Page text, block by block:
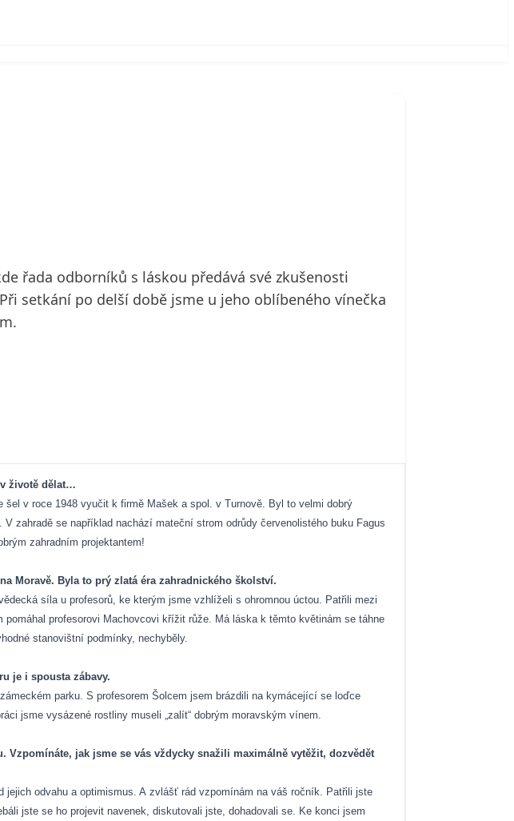
řada odborníků s láskou předává své zkušenosti
setkání po delší době jsme u jeho oblíbeného vínečka
životě dělat…
v roce 1948 vyučit k firmě Mašek a spol. v Turnově. Byl to velmi dobrý
zahradě se například nachází mateční strom odrůdy červenolistého buku Fagus
zahradním projektantem!
Moravě. Byla to prý zlatá éra zahradnického školství.
síla u profesorů, ke kterým jsme vzhlíželi s ohromnou úctou. Patřili mezi
profesorovi Machovcovi křížit růže. Má láska k těmto květinám se táhne
stanovištní podmínky, nechyběly.
je i spousta zábavy.
parku. S profesorem Šolcem jsem brázdili na kymácející se loďce
jsme vysázené rostliny museli „zalít“ dobrým moravským vínem.
Vzpomínáte, jak jsme se vás vždycky snažili maximálně vytěžit, dozvědět
odvahu a optimismus. A zvlášť rád vzpomínám na váš ročník. Patřili jste
jste se ho projevit navenek, diskutovali jste, dohadovali se. Ke konci jsem